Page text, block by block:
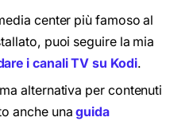
center più famoso al
puoi seguire la mia
i canali TV su Kodi.
alternativa per contenuti
anche unaguida